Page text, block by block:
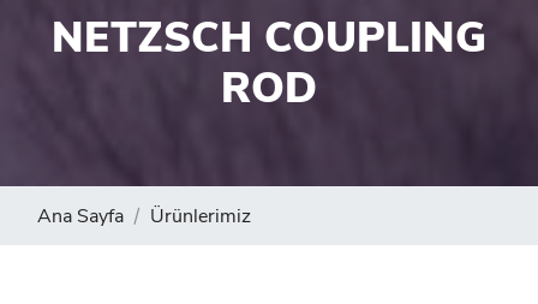
NETZSCH COUPLING
ROD
Ana Sayfa Ürünlerimiz